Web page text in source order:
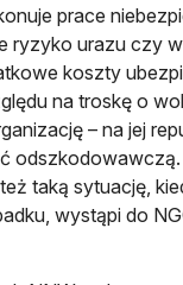
prace
ryzyko urazu czy
koszty
na troskę o
– na jej
taką sytuację,
wystąpi do